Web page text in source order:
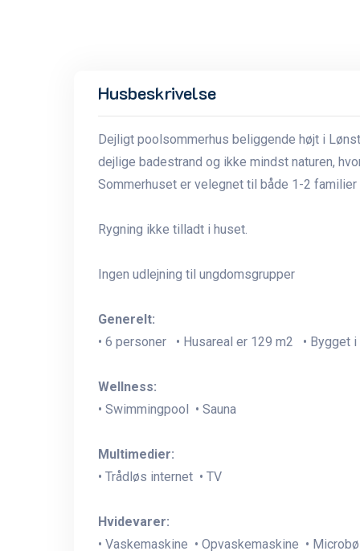
Husbeskrivelse
Dejligt poolsommerhus beliggende højt i
dejlige badestrand og ikke mindst naturen,
Sommerhuset er velegnet til både 1-2 familier
Rygning ikke tilladt i huset.
Ingen udlejning til ungdomsgrupper
Generelt:
• 6 personer • Husareal er 129 m2 •
Wellness:
• Swimmingpool • Sauna
Multimedier:
• Trådløs internet • TV
Hvidevarer:
• Vaskemaskine • Opvaskemaskine •